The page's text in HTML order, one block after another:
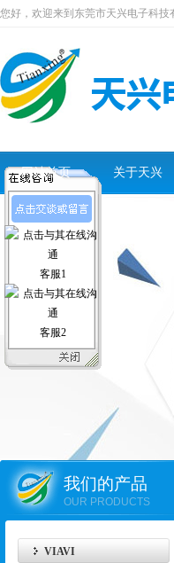
您好，欢迎来到东莞市天兴电子科技
网站首页 关于天兴
我们的产品
OUR PRODUCTS
VIAVI
客服1
客服2